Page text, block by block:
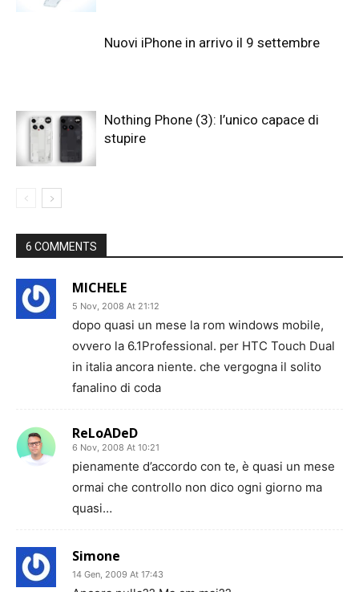
Nuovi iPhone in arrivo il 9 settembre
Nothing Phone (3): l’unico capace di
stupire
6 COMMENTS
MICHELE
5 Nov, 2008 At 21:12
dopo quasi un mese la rom windows mobile,
ovvero la 6.1Professional. per HTC Touch Dual
in italia ancora niente. che vergogna il solito
fanalino di coda
ReLoADeD
6 Nov, 2008 At 10:21
pienamente d’accordo con te, è quasi un mese
ormai che controllo non dico ogni giorno ma
quasi…
Simone
14 Gen, 2009 At 17:43